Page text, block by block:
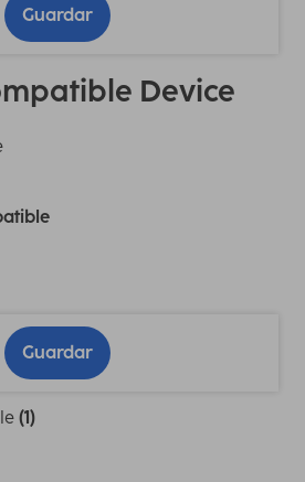
Guardar
Device
Guardar
(1)